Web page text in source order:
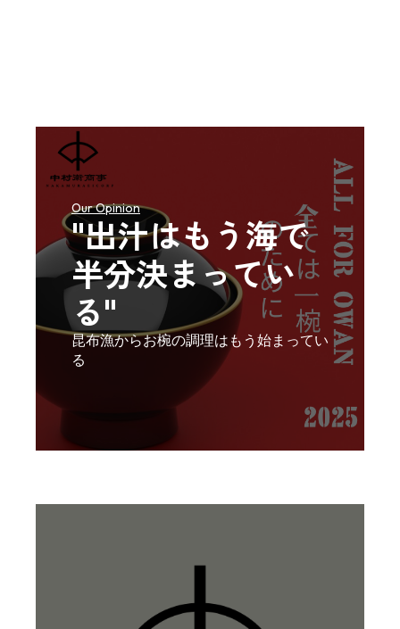
Our Opinion
"出汁はもう海で
半分決まってい
る"
昆布漁からお椀の調理はもう始まってい
る